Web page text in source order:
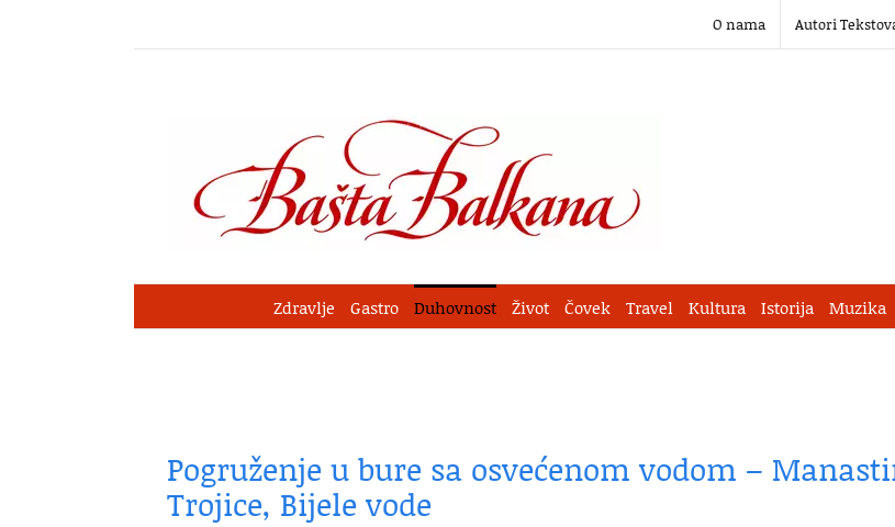
O nama Autori
Zdravlje Gastro Duhovnost Život Čovek Travel Kultura Istorija Muzika
Pogruženje u bure sa osvećenom vodom –
Trojice, Bijele vode